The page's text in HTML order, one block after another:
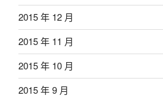
2015 年 12 月
2015 年 11 月
2015 年 10 月
2015 年 9 月